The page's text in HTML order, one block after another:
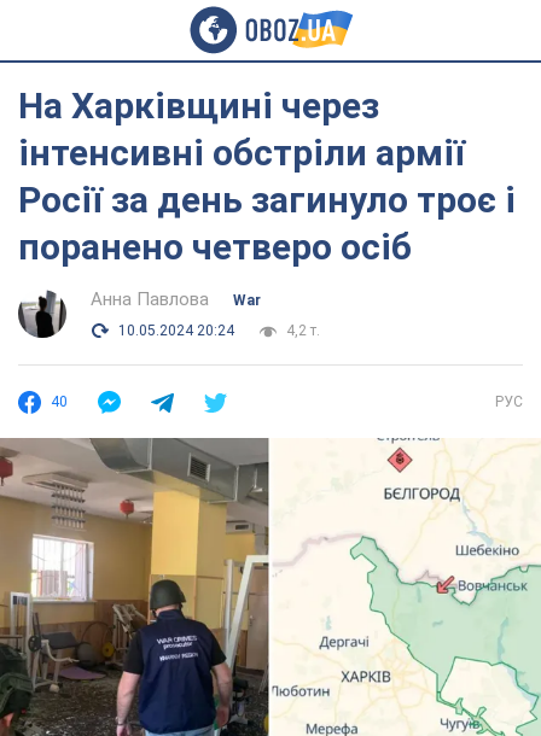
На Харківщині через
інтенсивні обстріли армії
Росії за день загинуло троє і
поранено четверо осіб
Анна Павлова
War
10.05.2024 20:24
4,2 т.
40 РУС